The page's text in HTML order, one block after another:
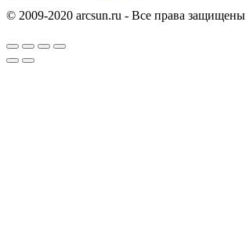
© 2009-2020 arcsun.ru - Все права защищены